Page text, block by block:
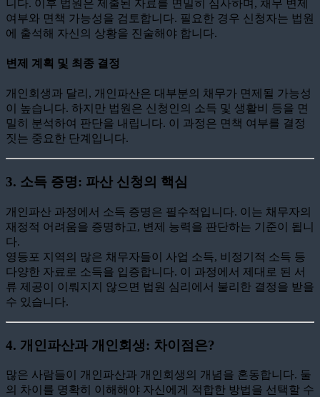
니다. 이후 법원은 제출된 자료를 면밀히 심사하며, 채무 변제
여부와 면책 가능성을 검토합니다. 필요한 경우 신청자는 법원
에 출석해 자신의 상황을 진술해야 합니다.
변제 계획 및 최종 결정
개인회생과 달리, 개인파산은 대부분의 채무가 면제될 가능성
이 높습니다. 하지만 법원은 신청인의 소득 및 생활비 등을 면
밀히 분석하여 판단을 내립니다. 이 과정은 면책 여부를 결정
짓는 중요한 단계입니다.
3. 소득 증명: 파산 신청의 핵심
개인파산 과정에서 소득 증명은 필수적입니다. 이는 채무자의
재정적 어려움을 증명하고, 변제 능력을 판단하는 기준이 됩니
다.
영등포 지역의 많은 채무자들이 사업 소득, 비정기적 소득 등
다양한 자료로 소득을 입증합니다. 이 과정에서 제대로 된 서
류 제공이 이뤄지지 않으면 법원 심리에서 불리한 결정을 받을
수 있습니다.
4. 개인파산과 개인회생: 차이점은?
많은 사람들이 개인파산과 개인회생의 개념을 혼동합니다. 둘
의 차이를 명확히 이해해야 자신에게 적합한 방법을 선택할 수